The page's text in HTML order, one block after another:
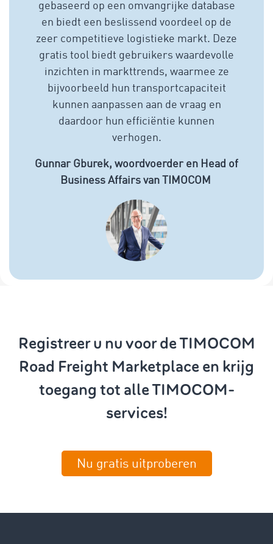
gebaseerd op een omvangrijke database
en biedt een beslissend voordeel op de
zeer competitieve logistieke markt. Deze
gratis tool biedt gebruikers waardevolle
inzichten in markttrends, waarmee ze
bijvoorbeeld hun transportcapaciteit
kunnen aanpassen aan de vraag en
daardoor hun efficiëntie kunnen
verhogen.
Gunnar Gburek, woordvoerder en Head of
Business Affairs van TIMOCOM
Registreer u nu voor de TIMOCOM
Road Freight Marketplace en krijg
toegang tot alle TIMOCOM-
services!
Nu gratis uitproberen